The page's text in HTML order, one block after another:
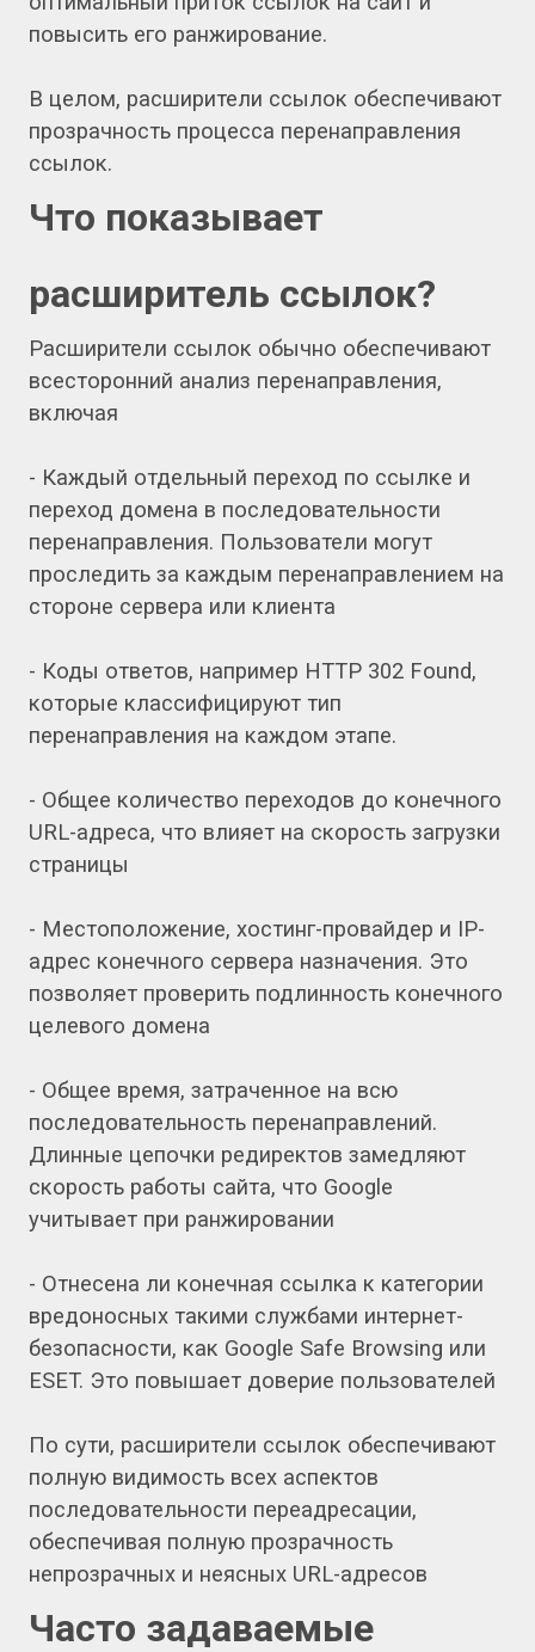
повысить его ранжирование.
В целом, расширители ссылок обеспечивают
прозрачность процесса перенаправления
ссылок.
Что показывает
расширитель ссылок?
Расширители ссылок обычно обеспечивают
всесторонний анализ перенаправления,
включая
- Каждый отдельный переход по ссылке и
переход домена в последовательности
перенаправления. Пользователи могут
проследить за каждым перенаправлением на
стороне сервера или клиента
- Коды ответов, например HTTP 302 Found,
которые классифицируют тип
перенаправления на каждом этапе.
- Общее количество переходов до конечного
URL-адреса, что влияет на скорость загрузки
страницы
- Местоположение, хостинг-провайдер и IP-
адрес конечного сервера назначения. Это
позволяет проверить подлинность конечного
целевого домена
- Общее время, затраченное на всю
последовательность перенаправлений.
Длинные цепочки редиректов замедляют
скорость работы сайта, что Google
учитывает при ранжировании
- Отнесена ли конечная ссылка к категории
вредоносных такими службами интернет-
безопасности, как Google Safe Browsing или
ESET. Это повышает доверие пользователей
По сути, расширители ссылок обеспечивают
полную видимость всех аспектов
последовательности переадресации,
обеспечивая полную прозрачность
непрозрачных и неясных URL-адресов
Часто задаваемые